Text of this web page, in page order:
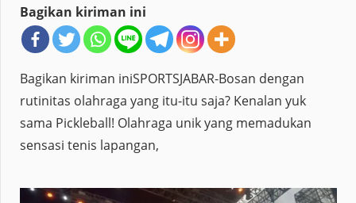
Bagikan kiriman ini
Bagikan kiriman iniSPORTSJABAR-Bosan dengan
rutinitas olahraga yang itu-itu saja? Kenalan yuk
sama Pickleball! Olahraga unik yang memadukan
sensasi tenis lapangan,